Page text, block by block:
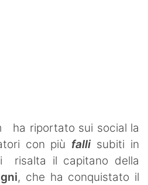
ha riportato sui social la
con più falli subiti in
risalta il capitano della
, che ha conquistato il